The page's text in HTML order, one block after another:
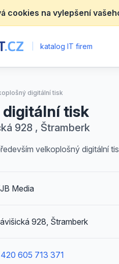
cookies na vylepšení
katalog IT firem
digitální tisk
tisk
928 , Štramberk
velkoplošný digitální
Media
928, Štramberk
605 713 371